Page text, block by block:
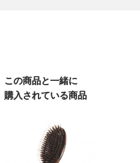
この商品と一緒に
購入されている商品